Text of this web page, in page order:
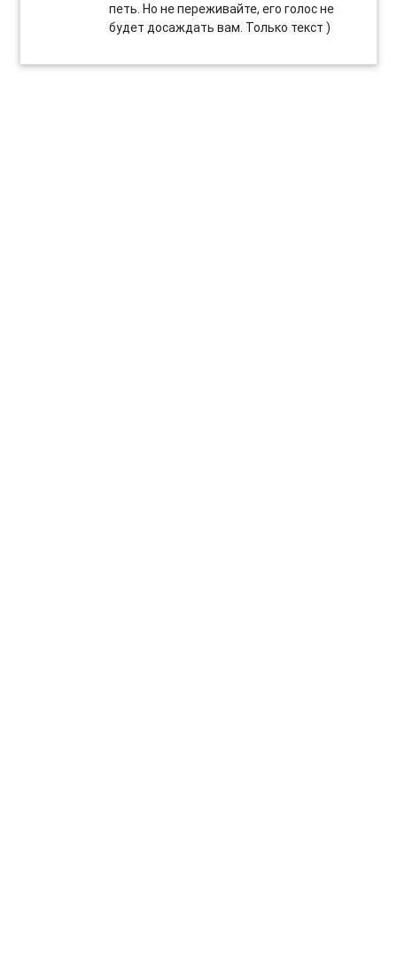
петь. Но не переживайте, его голос не
будет досаждать вам. Только текст )